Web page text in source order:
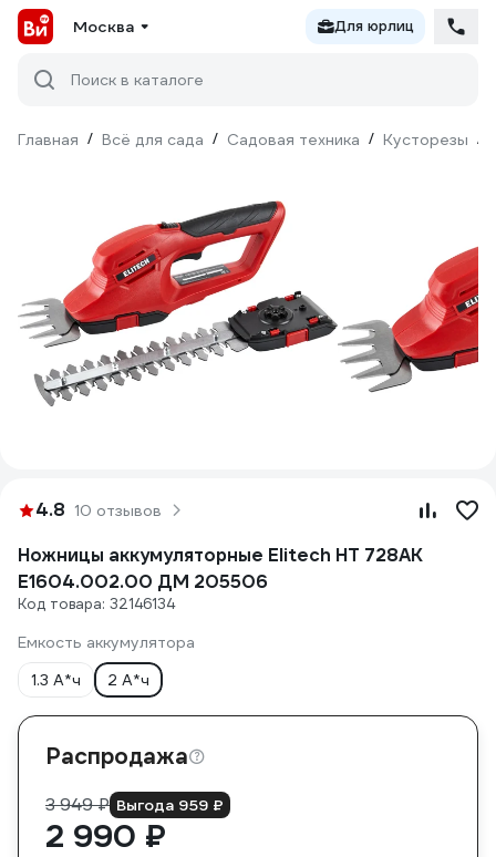
Москва Для юрлиц
Поиск в каталоге
Главная / Всё для сада / Садовая техника / Кусторезы /
4.8 10 отзывов
Ножницы аккумуляторные Elitech НТ 728АК
E1604.002.00 ДМ 205506
Код товара: 32146134
Емкость аккумулятора
1.3 А*ч
2 А*ч
Распродажа
3 949 ₽ Выгода 959 ₽
2 990 ₽